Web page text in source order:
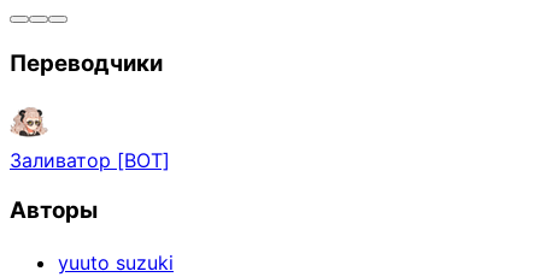
Переводчики
Заливатор [BOT]
Авторы
yuuto suzuki